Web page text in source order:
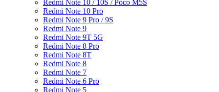
Redmi Note 10 / 10S / Poco M5S
Redmi Note 10 Pro
Redmi Note 9 Pro / 9S
Redmi Note 9
Redmi Note 9T 5G
Redmi Note 8 Pro
Redmi Note 8T
Redmi Note 8
Redmi Note 7
Redmi Note 6 Pro
Redmi Note 5